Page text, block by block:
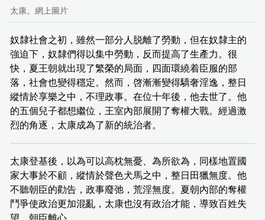
太康。網上圖片
奴隸社會之初，雖然一部分人脱離了勞動，但在奴隸主的
強迫下，奴隸們得以集中勞動，反而提高了生產力。很
快，夏王朝就出現了繁榮的局面，四面環繞着臣服的部
落，社會也變得穩定。然而，啓漸漸變得驕奢淫逸，整日
縱情於享樂之中，不理政事。在位十年後，他去世了。他
的五個兒子都想繼位，王室內部展開了奪權大戰。經過激
烈的角逐，太康成為了新的統治者。
太康登基後，以為可以高枕無憂、為所欲為，同樣地置國
家大事於不顧，縱情於聲色犬馬之中，整日田獵無度。他
不聽朝臣的勸告，政事廢弛，荒淫無度。夏朝內部的奪權
鬥爭使政治更加混亂，太康也沒有政治才能，導致百姓失